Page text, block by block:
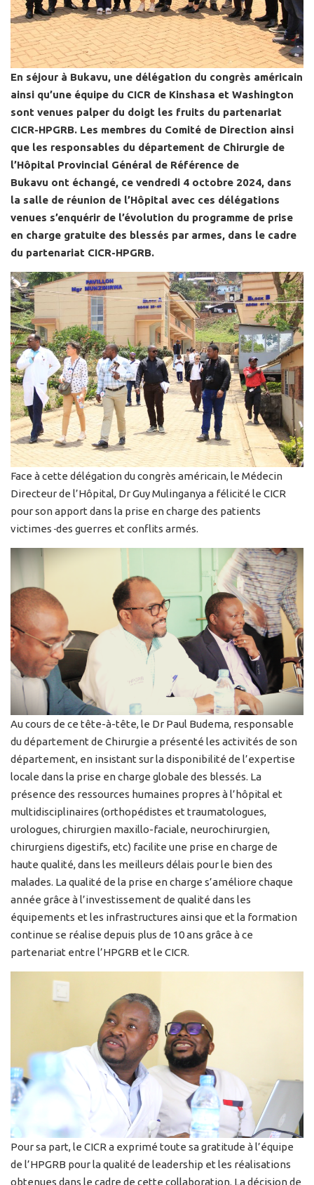
En séjour à Bukavu, une délégation du congrès américain
ainsi qu’une équipe du CICR de Kinshasa et Washington
sont venues palper du doigt les fruits du partenariat
CICR-HPGRB. Les membres du Comité de Direction ainsi
que les responsables du département de Chirurgie de
l’Hôpital Provincial Général de Référence de
Bukavu ont échangé, ce vendredi 4 octobre 2024, dans
la salle de réunion de l’Hôpital avec ces délégations
venues s’enquérir de l’évolution du programme de prise
en charge gratuite des blessés par armes, dans le cadre
du partenariat CICR-HPGRB.
Face à cette délégation du congrès américain, le Médecin
Directeur de l’Hôpital, Dr Guy Mulinganya a félicité le CICR
pour son apport dans la prise en charge des patients
victimes des guerres et conflits armés.
Au cours de ce tête-à-tête, le Dr Paul Budema, responsable
du département de Chirurgie a présenté les activités de son
département, en insistant sur la disponibilité de l’expertise
locale dans la prise en charge globale des blessés. La
présence des ressources humaines propres à l’hôpital et
multidisciplinaires (orthopédistes et traumatologues,
urologues, chirurgien maxillo-faciale, neurochirurgien,
chirurgiens digestifs, etc) facilite une prise en charge de
haute qualité, dans les meilleurs délais pour le bien des
malades. La qualité de la prise en charge s’améliore chaque
année grâce à l’investissement de qualité dans les
équipements et les infrastructures ainsi que et la formation
continue se réalise depuis plus de 10 ans grâce à ce
partenariat entre l’HPGRB et le CICR.
Pour sa part, le CICR a exprimé toute sa gratitude à l’équipe
de l’HPGRB pour la qualité de leadership et les réalisations
obtenues dans le cadre de cette collaboration. La décision de